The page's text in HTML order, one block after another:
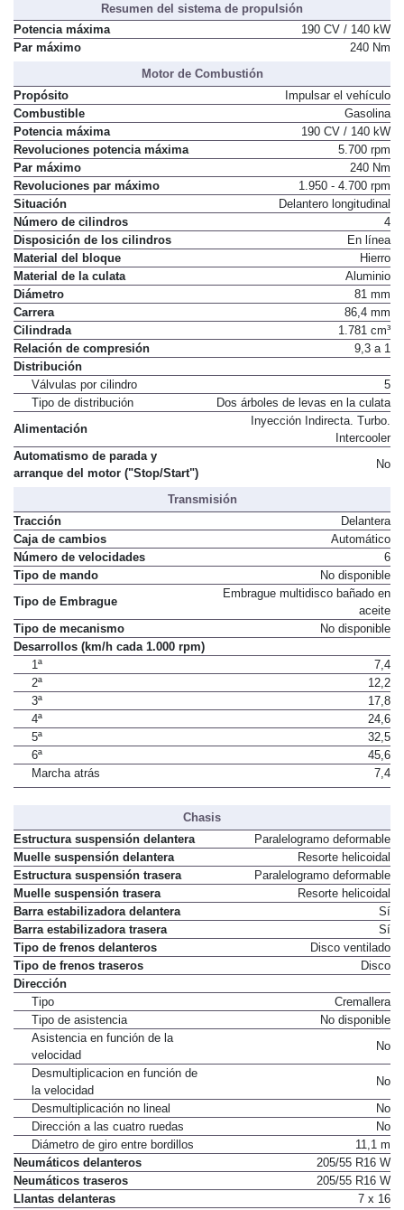
Resumen del sistema de propulsión
Potencia máxima
190 CV / 140 kW
Par máximo
240 Nm
Motor de Combustión
Propósito
Impulsar el vehículo
Combustible
Gasolina
Potencia máxima
190 CV / 140 kW
Revoluciones potencia máxima
5.700 rpm
Par máximo
240 Nm
Revoluciones par máximo
1.950 - 4.700 rpm
Situación
Delantero longitudinal
Número de cilindros
4
Disposición de los cilindros
En línea
Material del bloque
Hierro
Material de la culata
Aluminio
Diámetro
81 mm
Carrera
86,4 mm
Cilindrada
1.781 cm³
Relación de compresión
9,3 a 1
Distribución
Válvulas por cilindro
5
Tipo de distribución
Dos árboles de levas en la culata
Alimentación
Inyección Indirecta. Turbo.
Intercooler
Automatismo de parada y
arranque del motor ("Stop/Start")
No
Transmisión
Tracción
Delantera
Caja de cambios
Automático
Número de velocidades
6
Tipo de mando
No disponible
Tipo de Embrague
Embrague multidisco bañado en
aceite
Tipo de mecanismo
No disponible
Desarrollos (km/h cada 1.000 rpm)
1ª
7,4
2ª
12,2
3ª
17,8
4ª
24,6
5ª
32,5
6ª
45,6
Marcha atrás
7,4
Chasis
Estructura suspensión delantera
Paralelogramo deformable
Muelle suspensión delantera
Resorte helicoidal
Estructura suspensión trasera
Paralelogramo deformable
Muelle suspensión trasera
Resorte helicoidal
Barra estabilizadora delantera
Sí
Barra estabilizadora trasera
Sí
Tipo de frenos delanteros
Disco ventilado
Tipo de frenos traseros
Disco
Dirección
Tipo
Cremallera
Tipo de asistencia
No disponible
Asistencia en función de la
velocidad
No
Desmultiplicacion en función de
la velocidad
No
Desmultiplicación no lineal
No
Dirección a las cuatro ruedas
No
Diámetro de giro entre bordillos
11,1 m
Neumáticos delanteros
205/55 R16 W
Neumáticos traseros
205/55 R16 W
Llantas delanteras
7 x 16